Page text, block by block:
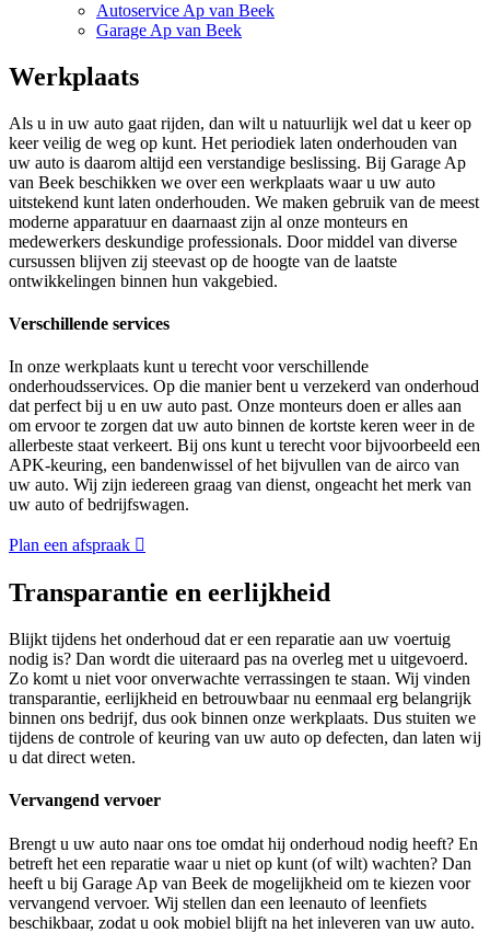
Autoservice Ap van Beek
Garage Ap van Beek
Werkplaats
Als u in uw auto gaat rijden, dan wilt u natuurlijk wel dat u keer op
keer veilig de weg op kunt. Het periodiek laten onderhouden van
uw auto is daarom altijd een verstandige beslissing. Bij Garage Ap
van Beek beschikken we over een werkplaats waar u uw auto
uitstekend kunt laten onderhouden. We maken gebruik van de meest
moderne apparatuur en daarnaast zijn al onze monteurs en
medewerkers deskundige professionals. Door middel van diverse
cursussen blijven zij steevast op de hoogte van de laatste
ontwikkelingen binnen hun vakgebied.
Verschillende services
In onze werkplaats kunt u terecht voor verschillende
onderhoudsservices. Op die manier bent u verzekerd van onderhoud
dat perfect bij u en uw auto past. Onze monteurs doen er alles aan
om ervoor te zorgen dat uw auto binnen de kortste keren weer in de
allerbeste staat verkeert. Bij ons kunt u terecht voor bijvoorbeeld een
APK-keuring, een bandenwissel of het bijvullen van de airco van
uw auto. Wij zijn iedereen graag van dienst, ongeacht het merk van
uw auto of bedrijfswagen.
Plan een afspraak
Transparantie en eerlijkheid
Blijkt tijdens het onderhoud dat er een reparatie aan uw voertuig
nodig is? Dan wordt die uiteraard pas na overleg met u uitgevoerd.
Zo komt u niet voor onverwachte verrassingen te staan. Wij vinden
transparantie, eerlijkheid en betrouwbaar nu eenmaal erg belangrijk
binnen ons bedrijf, dus ook binnen onze werkplaats. Dus stuiten we
tijdens de controle of keuring van uw auto op defecten, dan laten wij
u dat direct weten.
Vervangend vervoer
Brengt u uw auto naar ons toe omdat hij onderhoud nodig heeft? En
betreft het een reparatie waar u niet op kunt (of wilt) wachten? Dan
heeft u bij Garage Ap van Beek de mogelijkheid om te kiezen voor
vervangend vervoer. Wij stellen dan een leenauto of leenfiets
beschikbaar, zodat u ook mobiel blijft na het inleveren van uw auto.